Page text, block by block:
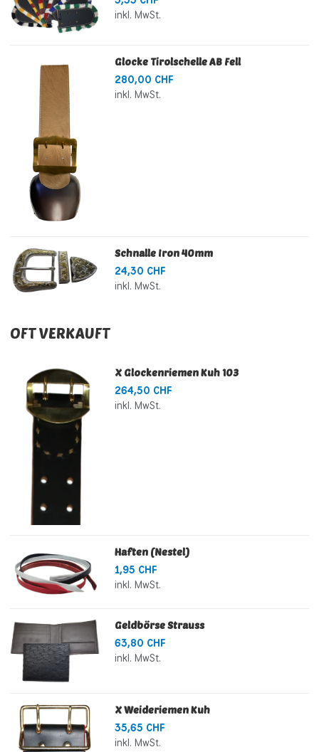
inkl. MwSt.
Glocke Tirolschelle AB Fell
280,00 CHF
inkl. MwSt.
Schnalle Iron 40mm
24,30 CHF
inkl. MwSt.
OFT VERKAUFT
X Glockenriemen Kuh 103
264,50 CHF
inkl. MwSt.
Haften (Nestel)
1,95 CHF
inkl. MwSt.
Geldbörse Strauss
63,80 CHF
inkl. MwSt.
X Weideriemen Kuh
35,65 CHF
inkl. MwSt.